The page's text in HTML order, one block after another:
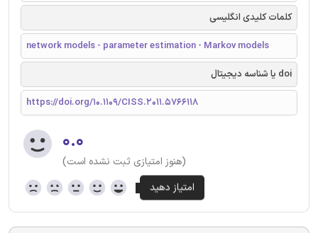
کلمات کلیدی انگلیسی
network models - parameter estimation - Markov models
doi یا شناسه دیجیتال
https://doi.org/10.1109/CISS.2011.5766118
۰.۰
(هنوز امتیازی ثبت نشده است)